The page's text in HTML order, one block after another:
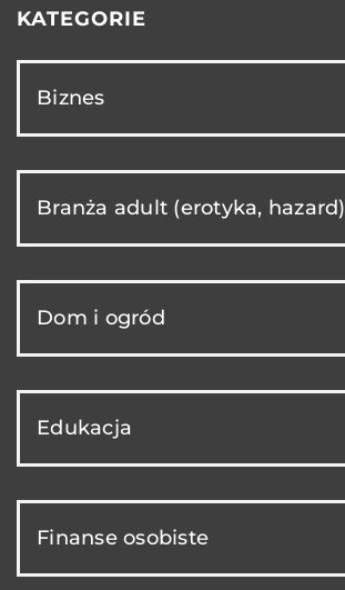
KATEGORIE
Biznes
Branża adult (erotyka, hazard)
Dom i ogród
Edukacja
Finanse osobiste